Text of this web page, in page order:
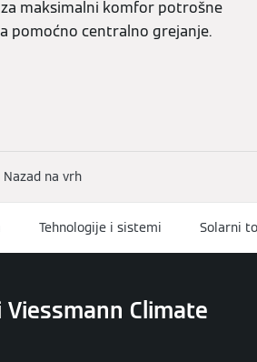
maksimalni komfor potrošne
pomoćno centralno grejanje.
Nazad na vrh
Tehnologije i sistemi Solarni
Climate